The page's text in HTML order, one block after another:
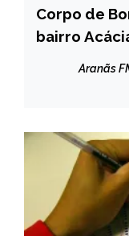
CAPELINHA
NOTÍCIAS
Corpo de
bairro
Aranãs